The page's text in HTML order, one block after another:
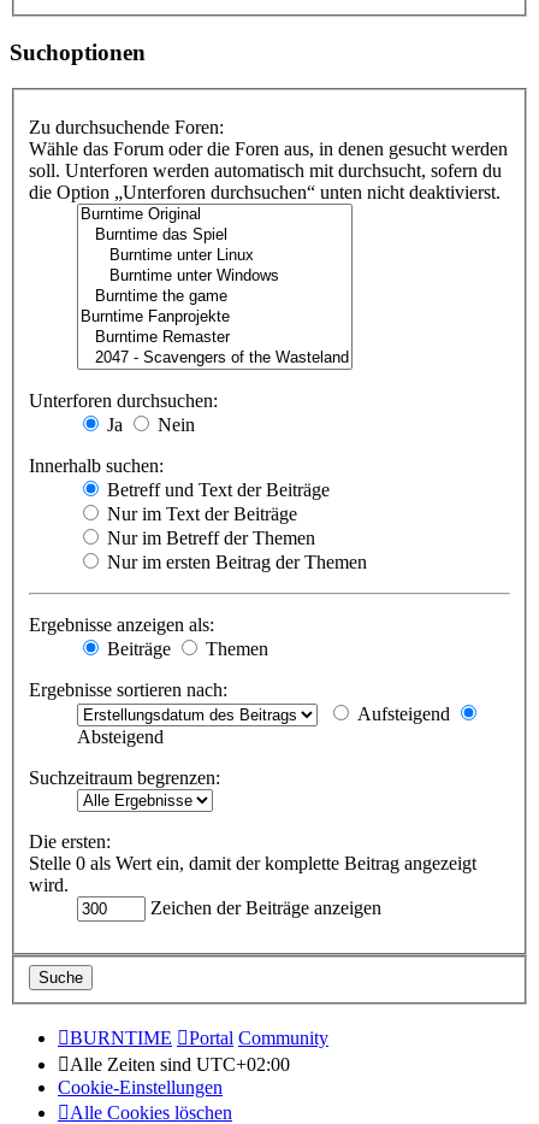
Suchoptionen
Zu durchsuchende Foren:
Wähle das Forum oder die Foren aus, in denen gesucht werden
soll. Unterforen werden automatisch mit durchsucht, sofern du
die Option „Unterforen durchsuchen“ unten nicht deaktivierst.
Unterforen durchsuchen:
Ja
Nein
Innerhalb suchen:
Betreff und Text der Beiträge
Nur im Text der Beiträge
Nur im Betreff der Themen
Nur im ersten Beitrag der Themen
Ergebnisse anzeigen als:
Beiträge
Themen
Ergebnisse sortieren nach:
Aufsteigend
Absteigend
Suchzeitraum begrenzen:
Die ersten:
Stelle 0 als Wert ein, damit der komplette Beitrag angezeigt
wird.
Zeichen der Beiträge anzeigen
BURNTIME Portal Community
Alle Zeiten sind UTC+02:00
Cookie-Einstellungen
Alle Cookies löschen